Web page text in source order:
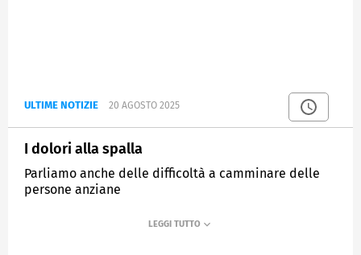
ULTIME NOTIZIE 20 AGOSTO 2025
I dolori alla spalla
Parliamo anche delle difficoltà a camminare delle
persone anziane